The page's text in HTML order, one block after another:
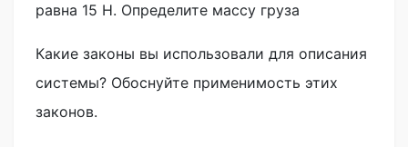
равна 15 Н. Определите массу груза
Какие законы вы использовали для описания
системы? Обоснуйте применимость этих
законов.